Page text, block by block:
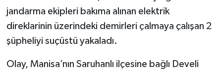
jandarma ekipleri bakıma alınan elektrik
direklarinin üzerindeki demirleri çalmaya çalışan 2
şüpheliyi suçüstü yakaladı.
Olay, Manisa’nın Saruhanlı ilçesine bağlı Develi